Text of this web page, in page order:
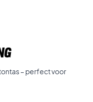
– perfect voor